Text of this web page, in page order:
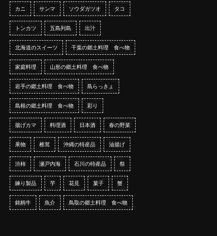
カニ サンマ ソウダガツオ タコ
トンカツ 五島列島 出汁
北海道のスイーツ 千葉の郷土料理 食べ物
家庭料理 山形の郷土料理 食べ物
岩手の郷土料理 食べ物 島らっきょ
島根の郷土料理 食べ物 彩り
揚げカマ 料理酒 日本酒 春の野菜
果物 椎茸 沖縄の特産品 油揚げ
渋柿 瀬戸内海 石川の特産品 祭
練り製品 芋 花見 菓子 蟹
銘柄牛 魚介 鳥取の郷土料理 食べ物